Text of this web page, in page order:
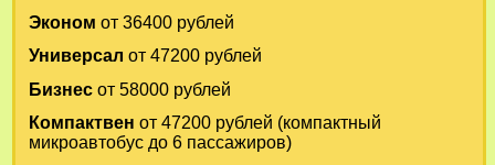
Эконом от 36400 рублей
Универсал от 47200 рублей
Бизнесот 58000 рублей
Компактвен от 47200 рублей (компактный
микроавтобус до 6 пассажиров)